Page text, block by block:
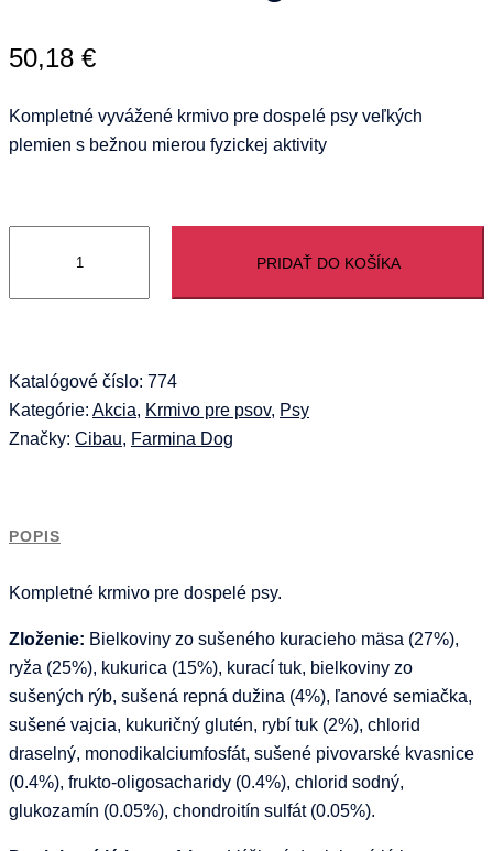
50,18 €
Kompletné vyvážené krmivo pre dospelé psy veľkých
plemien s bežnou mierou fyzickej aktivity
MO
dog
adult
maxi
PRIDAŤ DO KOŠÍKA
Katalógové číslo: 774
Kategórie: Akcia, Krmivo pre psov, Psy
Značky: Cibau, Farmina Dog
POPIS
Kompletné krmivo pre dospelé psy.
Zloženie: Bielkoviny zo sušeného kuracieho mäsa (27%),
ryža (25%), kukurica (15%), kurací tuk, bielkoviny zo
sušených rýb, sušená repná dužina (4%), ľanové semiačka,
sušené vajcia, kukuričný glutén, rybí tuk (2%), chlorid
draselný, monodikalciumfosfát, sušené pivovarské kvasnice
(0.4%), frukto-oligosacharidy (0.4%), chlorid sodný,
glukozamín (0.05%), chondroitín sulfát (0.05%).